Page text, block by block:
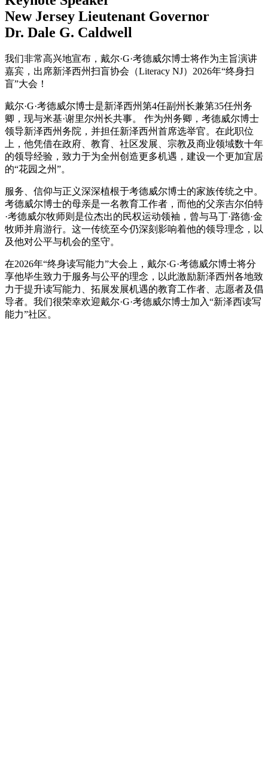
New Jersey Lieutenant Governor
Dr. Dale G. Caldwell
我们非常高兴地宣布，戴尔·G·考德威尔博士将作为主旨演讲
嘉宾，出席新泽西州扫盲协会（Literacy NJ）2026年“终身扫
盲”大会！
戴尔·G·考德威尔博士是新泽西州第4任副州长兼第35任州务
卿，现与米基·谢里尔州长共事。 作为州务卿，考德威尔博士
领导新泽西州务院，并担任新泽西州首席选举官。在此职位
上，他凭借在政府、教育、社区发展、宗教及商业领域数十年
的领导经验，致力于为全州创造更多机遇，建设一个更加宜居
的“花园之州”。
服务、信仰与正义深深植根于考德威尔博士的家族传统之中。
考德威尔博士的母亲是一名教育工作者，而他的父亲吉尔伯特
·考德威尔牧师则是位杰出的民权运动领袖，曾与马丁·路德·金
牧师并肩游行。这一传统至今仍深刻影响着他的领导理念，以
及他对公平与机会的坚守。
在2026年“终身读写能力”大会上，戴尔·G·考德威尔博士将分
享他毕生致力于服务与公平的理念，以此激励新泽西州各地致
力于提升读写能力、拓展发展机遇的教育工作者、志愿者及倡
导者。我们很荣幸欢迎戴尔·G·考德威尔博士加入“新泽西读写
能力”社区。